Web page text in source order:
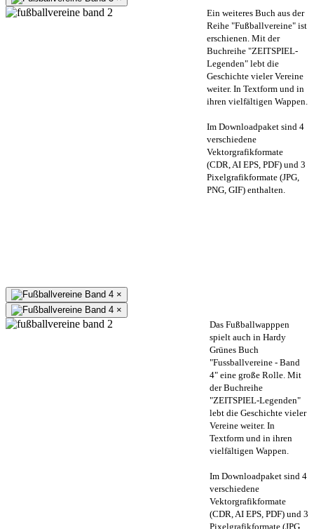
Ein weiteres Buch aus der
Reihe "Fußballvereine" ist
erschienen. Mit der
Buchreihe "ZEITSPIEL-
Legenden" lebt die
Geschichte vieler Vereine
weiter. In Textform und in
ihren vielfältigen Wappen.
Im Downloadpaket sind 4
verschiedene
Vektorgrafikformate
(CDR, AI EPS, PDF) und 3
Pixelgrafikformate (JPG,
PNG, GIF) enthalten.
×
×
Das Fußballwapppen
spielt auch in Hardy
Grünes Buch
"Fussballvereine - Band
4" eine große Rolle. Mit
der Buchreihe
"ZEITSPIEL-Legenden"
lebt die Geschichte vieler
Vereine weiter. In
Textform und in ihren
vielfältigen Wappen.
Im Downloadpaket sind 4
verschiedene
Vektorgrafikformate
(CDR, AI EPS, PDF) und 3
Pixelgrafikformate (JPG,